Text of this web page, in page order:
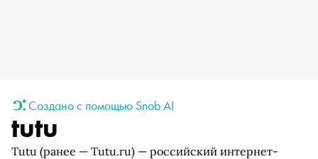
Создано с помощью Snob AI
tutu
Tutu (ранее — Tutu.ru) — российский интернет-